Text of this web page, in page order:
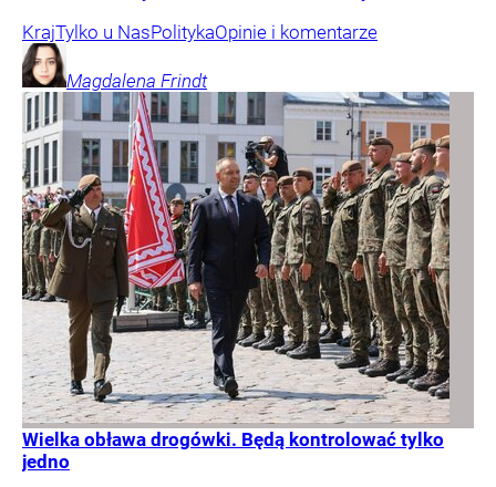
KrajTylko u NasPolitykaOpinie i komentarze
Magdalena Frindt
Wielka obława drogówki. Będą kontrolować tylko
jedno